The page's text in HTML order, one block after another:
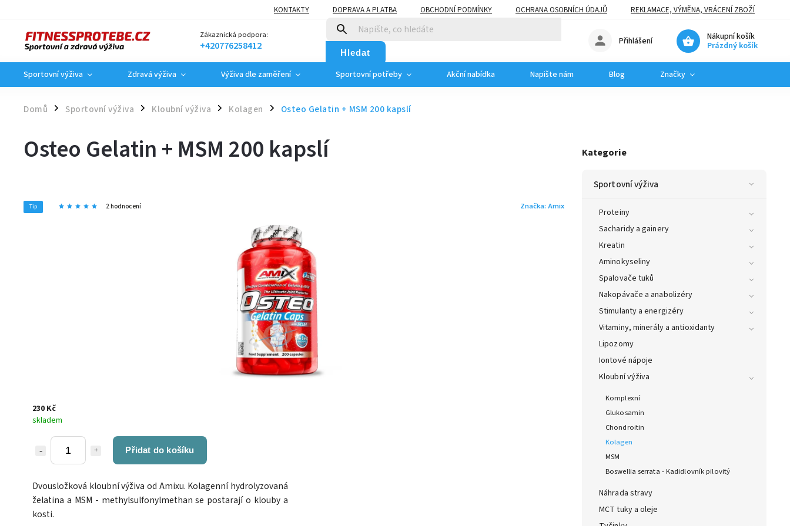
KONTAKTY DOPRAVA A PLATBA OBCHODNÍ PODMÍNKY OCHRANA OSOBNÍCH ÚDAJŮ REKLAMACE, VÝMĚNA, VRÁCENÍ ZBOŽÍ
Zákaznická podpora:
+420776258412 Hledat
Nákupní košík
Prázdný košík
Přihlášení
Sportovní výživa Zdravá výživa Výživa dle zaměření Sportovní potřeby Akční nabídka Napište nám Blog Značky
Domů / Sportovní výživa / Kloubní výživa / Kolagen / Osteo Gelatin + MSM 200 kapslí
Kategorie
Sportovní výživa
Proteiny
Sacharidy a gainery
Kreatin
Aminokyseliny
Spalovače tuků
Nakopávače a anabolizéry
Stimulanty a energizéry
Vitaminy, minerály a antioxidanty
Lipozomy
Iontové nápoje
Kloubní výživa
Komplexní
Glukosamin
Chondroitin
Kolagen
MSM
Boswellia serrata - Kadidlovník pilovitý
Náhrada stravy
MCT tuky a oleje
Osteo Gelatin + MSM 200 kapslí
Tip 2 hodnocení Značka: Amix
230 Kč
skladem
Přidat do košíku
Dvousložková kloubní výživa od Amixu. Kolagenní hydrolyzovaná
želatina a MSM - methylsulfonylmethan se postarají o klouby a
kosti.